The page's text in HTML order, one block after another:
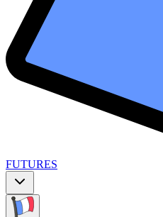
FUTURES